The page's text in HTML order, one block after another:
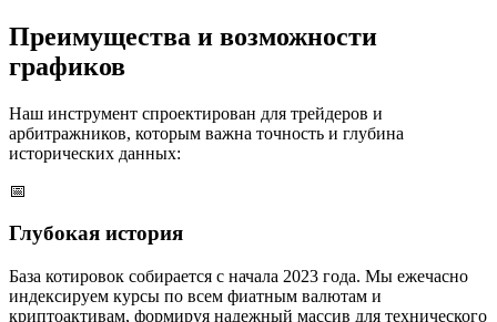
Преимущества и возможности
графиков
Наш инструмент спроектирован для трейдеров и
арбитражников, которым важна точность и глубина
исторических данных:
📅
Глубокая история
База котировок собирается с начала 2023 года. Мы ежечасно
индексируем курсы по всем фиатным валютам и
криптоактивам, формируя надежный массив для технического